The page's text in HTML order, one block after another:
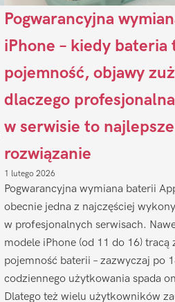
Pogwarancyjna
iPhone – kiedy bateria
pojemność, objawy
dlaczego
w serwisie to najlepsze
rozwiązanie
1 lutego 2026
Pogwarancyjna wymiana baterii
obecnie jedna z najczęściej
w profesjonalnych serwisach.
modele iPhone (od 11 do 16) tracą
pojemność baterii – zazwyczaj po
codziennego użytkowania spada
Dlatego też wielu użytkowników